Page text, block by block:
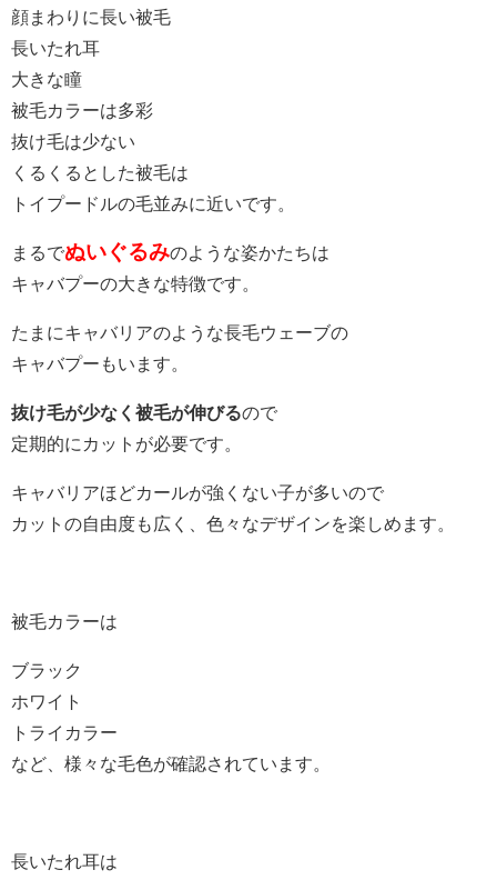
顔まわりに長い被毛
長いたれ耳
大きな瞳
被毛カラーは多彩
抜け毛は少ない
くるくるとした被毛は
トイプードルの毛並みに近いです。
まるでぬいぐるみのような姿かたちは
キャバプーの大きな特徴です。
たまにキャバリアのような長毛ウェーブの
キャバプーもいます。
抜け毛が少なく被毛が伸びるので
定期的にカットが必要です。
キャバリアほどカールが強くない子が多いので
カットの自由度も広く、色々なデザインを楽しめます。
被毛カラーは
ブラック
ホワイト
トライカラー
など、様々な毛色が確認されています。
長いたれ耳は